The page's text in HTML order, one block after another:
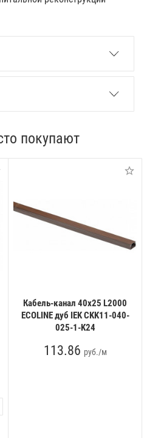
покупают
Кабель-канал 40х25 L2000
ECOLINE дуб IEK CKK11-040-
025-1-K24
113.86 руб./м